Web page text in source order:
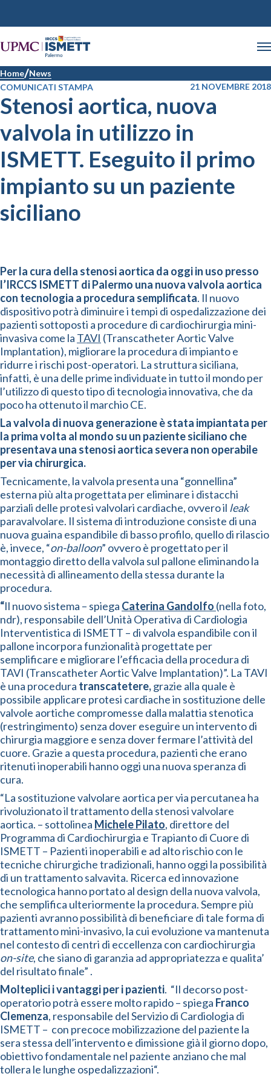
Home News
COMUNICATI STAMPA
21 NOVEMBRE 2018
Stenosi aortica, nuova
valvola in utilizzo in
ISMETT. Eseguito il primo
impianto su un paziente
siciliano
Per la cura della stenosi aortica da oggi in uso presso
l’IRCCS ISMETT di Palermo una nuova valvola aortica
con tecnologia a procedura semplificata. Il nuovo
dispositivo potrà diminuire i tempi di ospedalizzazione dei
pazienti sottoposti a procedure di cardiochirurgia mini-
invasiva come la TAVI (Transcatheter Aortic Valve
Implantation), migliorare la procedura di impianto e
ridurre i rischi post-operatori. La struttura siciliana,
infatti, è una delle prime individuate in tutto il mondo per
l’utilizzo di questo tipo di tecnologia innovativa, che da
poco ha ottenuto il marchio CE.
La valvola di nuova generazione è stata impiantata per
la prima volta al mondo su un paziente siciliano che
presentava una stenosi aortica severa non operabile
per via chirurgica.
Tecnicamente, la valvola presenta una “gonnellina”
esterna più alta progettata per eliminare i distacchi
parziali delle protesi valvolari cardiache, ovvero il leak
paravalvolare. Il sistema di introduzione consiste di una
nuova guaina espandibile di basso profilo, quello di rilascio
è, invece, “on-balloon” ovvero è progettato per il
montaggio diretto della valvola sul pallone eliminando la
necessità di allineamento della stessa durante la
procedura.
“Il nuovo sistema – spiega Caterina Gandolfo (nella foto,
ndr), responsabile dell’Unità Operativa di Cardiologia
Interventistica di ISMETT – di valvola espandibile con il
pallone incorpora funzionalità progettate per
semplificare e migliorare l’efficacia della procedura di
TAVI (Transcatheter Aortic Valve Implantation)”. La TAVI
è una procedura transcatetere,grazie alla quale è
possibile applicare protesi cardiache in sostituzione delle
valvole aortiche compromesse dalla malattia stenotica
(restringimento) senza dover eseguire un intervento di
chirurgia maggiore e senza dover fermare l’attività del
cuore. Grazie a questa procedura, pazienti che erano
ritenuti inoperabili hanno oggi una nuova speranza di
cura.
“La sostituzione valvolare aortica per via percutanea ha
rivoluzionato il trattamento della stenosi valvolare
aortica. – sottolinea Michele Pilato, direttore del
Programma di Cardiochirurgia e Trapianto di Cuore di
ISMETT – Pazienti inoperabili e ad alto rischio con le
tecniche chirurgiche tradizionali, hanno oggi la possibilità
di un trattamento salvavita. Ricerca ed innovazione
tecnologica hanno portato al design della nuova valvola,
che semplifica ulteriormente la procedura. Sempre più
pazienti avranno possibilità di beneficiare di tale forma di
trattamento mini-invasivo, la cui evoluzione va mantenuta
nel contesto di centri di eccellenza con cardiochirurgia
on-site, che siano di garanzia ad appropriatezza e qualita’
del risultato finale” .
Molteplici i vantaggi per i pazienti. “Il decorso post-
operatorio potrà essere molto rapido – spiega Franco
Clemenza, responsabile del Servizio di Cardiologia di
ISMETT – con precoce mobilizzazione del paziente la
sera stessa dell’intervento e dimissione già il giorno dopo,
obiettivo fondamentale nel paziente anziano che mal
tollera le lunghe ospedalizzazioni“.